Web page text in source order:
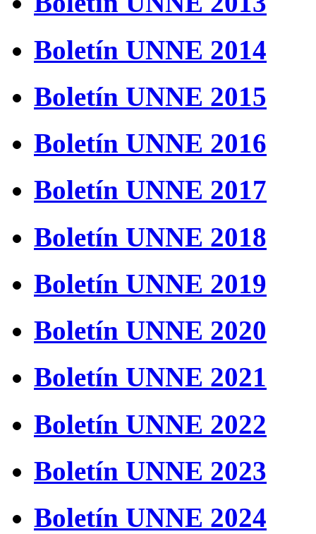
Boletín UNNE 2014
Boletín UNNE 2015
Boletín UNNE 2016
Boletín UNNE 2017
Boletín UNNE 2018
Boletín UNNE 2019
Boletín UNNE 2020
Boletín UNNE 2021
Boletín UNNE 2022
Boletín UNNE 2023
Boletín UNNE 2024